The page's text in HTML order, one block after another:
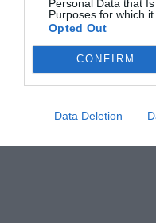
Personal Data that
Purposes for which it
Opted Out
CONFIRM
Data Deletion
Τετάρτη
+36°+24°
Πρόγνωση για 7 μέρες